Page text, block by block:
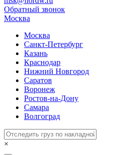
Обратный звонок
Москва
Москва
Санкт-Петербург
Казань
Краснодар
Нижний Новгород
Саратов
Воронеж
Ростов-на-Дону
Самара
Волгоград
×